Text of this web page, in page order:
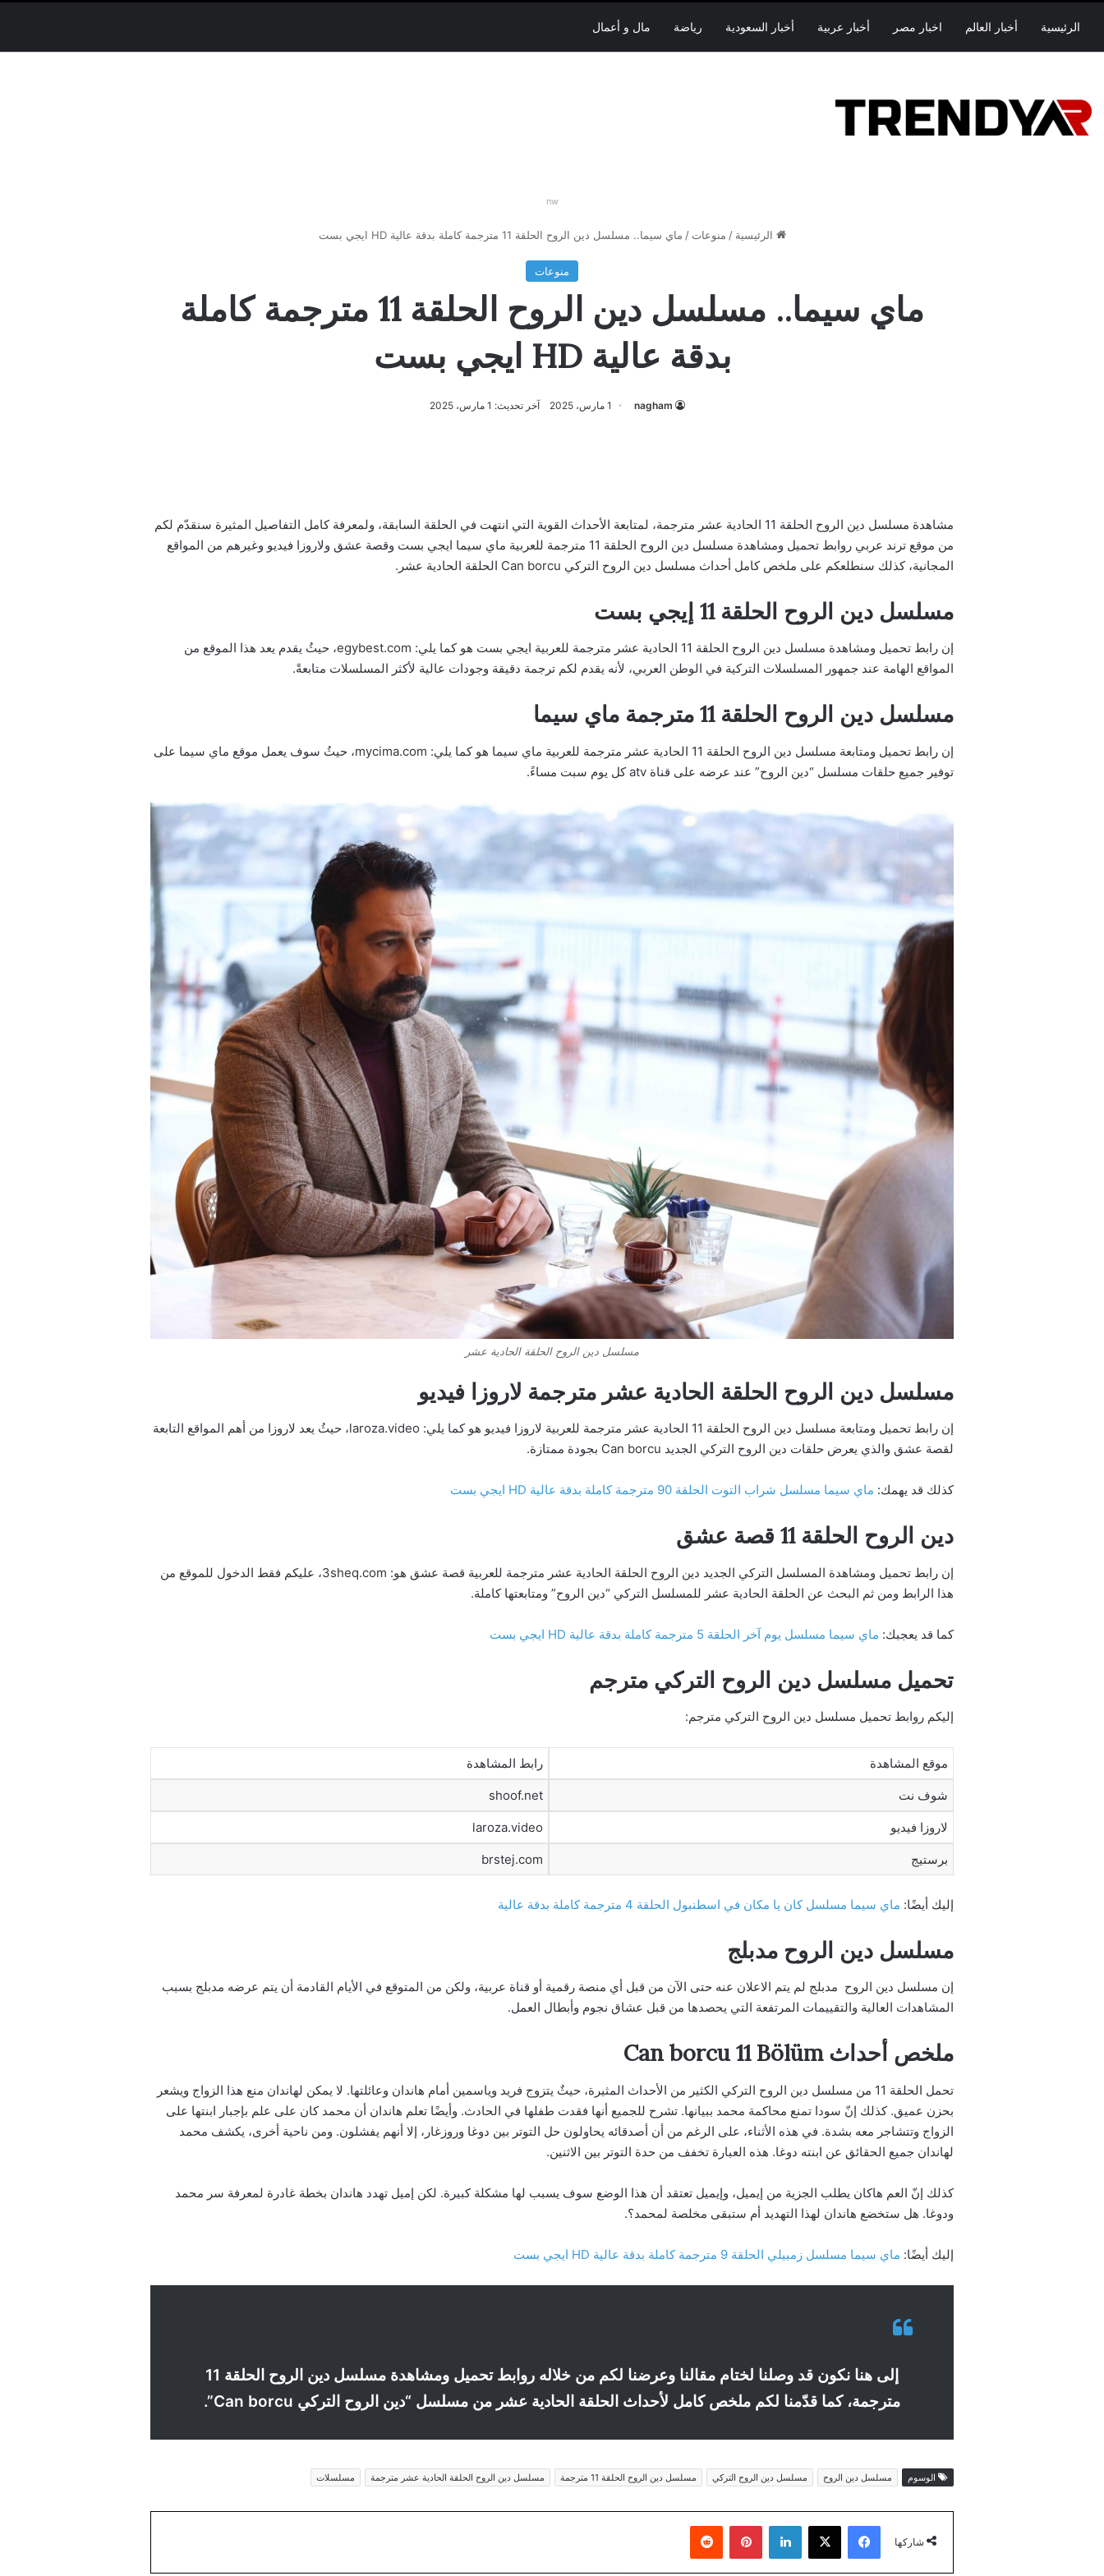
الرئيسية أخبار العالم اخبار مصر أخبار عربية أخبار السعودية رياضة مال و أعمال
nw
الرئيسية / منوعات / ماي سيما.. مسلسل دين الروح الحلقة 11 مترجمة كاملة بدقة عالية HD ايجي بست
منوعات
ماي سيما.. مسلسل دين الروح الحلقة 11 مترجمة كاملة
بدقة عالية HD ايجي بست
nagham 1 مارس، 2025 آخر تحديث: 1 مارس، 2025
مشاهدة مسلسل دين الروح الحلقة 11 الحادية عشر مترجمة، لمتابعة الأحداث القوية التي انتهت في الحلقة السابقة، ولمعرفة كامل التفاصيل المثيرة سنقدّم لكم
من موقع ترند عربي روابط تحميل ومشاهدة مسلسل دين الروح الحلقة 11 مترجمة للعربية ماي سيما ايجي بست وقصة عشق ولاروزا فيديو وغيرهم من المواقع
المجانية، كذلك سنطلعكم على ملخص كامل أحداث مسلسل دين الروح التركي Can borcu الحلقة الحادية عشر.
مسلسل دين الروح الحلقة 11 إيجي بست
إن رابط تحميل ومشاهدة مسلسل دين الروح الحلقة 11 الحادية عشر مترجمة للعربية ايجي بست هو كما يلي: egybest.com، حيثُ يقدم يعد هذا الموقع من
المواقع الهامة عند جمهور المسلسلات التركية في الوطن العربي، لأنه يقدم لكم ترجمة دقيقة وجودات عالية لأكثر المسلسلات متابعةً.
مسلسل دين الروح الحلقة 11 مترجمة ماي سيما
إن رابط تحميل ومتابعة مسلسل دين الروح الحلقة 11 الحادية عشر مترجمة للعربية ماي سيما هو كما يلي: mycima.com، حيثُ سوف يعمل موقع ماي سيما على
توفير جميع حلقات مسلسل “دين الروح” عند عرضه على قناة atv كل يوم سبت مساءً.
مسلسل دين الروح الحلقة الحادية عشر
مسلسل دين الروح الحلقة الحادية عشر مترجمة لاروزا فيديو
إن رابط تحميل ومتابعة مسلسل دين الروح الحلقة 11 الحادية عشر مترجمة للعربية لاروزا فيديو هو كما يلي: laroza.video، حيثُ يعد لاروزا من أهم المواقع التابعة
لقصة عشق والذي يعرض حلقات دين الروح التركي الجديد Can borcu بجودة ممتازة.
كذلك قد يهمك: ماي سيما مسلسل شراب التوت الحلقة 90 مترجمة كاملة بدقة عالية HD ايجي بست
دين الروح الحلقة 11 قصة عشق
إن رابط تحميل ومشاهدة المسلسل التركي الجديد دين الروح الحلقة الحادية عشر مترجمة للعربية قصة عشق هو: 3sheq.com، عليكم فقط الدخول للموقع من
هذا الرابط ومن ثم البحث عن الحلقة الحادية عشر للمسلسل التركي “دين الروح” ومتابعتها كاملة.
كما قد يعجبك: ماي سيما مسلسل يوم آخر الحلقة 5 مترجمة كاملة بدقة عالية HD ايجي بست
تحميل مسلسل دين الروح التركي مترجم
إليكم روابط تحميل مسلسل دين الروح التركي مترجم:
موقع المشاهدة رابط المشاهدة
شوف نت shoof.net
لاروزا فيديو laroza.video
برستيج brstej.com
إليك أيضًا: ماي سيما مسلسل كان يا مكان في اسطنبول الحلقة 4 مترجمة كاملة بدقة عالية
مسلسل دين الروح مدبلج
إن مسلسل دين الروح مدبلج لم يتم الاعلان عنه حتى الآن من قبل أي منصة رقمية أو قناة عربية، ولكن من المتوقع في الأيام القادمة أن يتم عرضه مدبلج بسبب
المشاهدات العالية والتقييمات المرتفعة التي يحصدها من قبل عشاق نجوم وأبطال العمل.
ملخص أحداث Can borcu 11 Bölüm
تحمل الحلقة 11 من مسلسل دين الروح التركي الكثير من الأحداث المثيرة، حيثٌ يتزوج فريد وياسمين أمام هاندان وعائلتها. لا يمكن لهاندان منع هذا الزواج ويشعر
بحزن عميق. كذلك إنّ سودا تمنع محاكمة محمد ببيانها. تشرح للجميع أنها فقدت طفلها في الحادث. وأيضًا تعلم هاندان أن محمد كان على علم بإجبار ابنتها على
الزواج وتتشاجر معه بشدة. في هذه الأثناء، على الرغم من أن أصدقائه يحاولون حل التوتر بين دوغا وروزغار، إلا أنهم يفشلون. ومن ناحية أخرى، يكشف محمد
لهاندان جميع الحقائق عن ابنته دوغا. هذه العبارة تخفف من حدة التوتر بين الاثنين.
كذلك إنّ العم هاكان يطلب الجزية من إيميل، وإيميل تعتقد أن هذا الوضع سوف يسبب لها مشكلة كبيرة. لكن إميل تهدد هاندان بخطة غادرة لمعرفة سر محمد
ودوغا. هل ستخضع هاندان لهذا التهديد أم ستبقى مخلصة لمحمد؟.
إليك أيضًا: ماي سيما مسلسل زمبيلي الحلقة 9 مترجمة كاملة بدقة عالية HD ايجي بست
إلى هنا نكون قد وصلنا لختام مقالنا وعرضنا لكم من خلاله روابط تحميل ومشاهدة مسلسل دين الروح الحلقة 11
مترجمة، كما قدّمنا لكم ملخص كامل لأحداث الحلقة الحادية عشر من مسلسل “دين الروح التركي Can borcu”.
الوسوم مسلسل دين الروح مسلسل دين الروح التركي مسلسل دين الروح الحلقة 11 مترجمة مسلسل دين الروح الحلقة الحادية عشر مترجمة مسلسلات
شاركها
فيسبوك لينكدإن بينتيريست